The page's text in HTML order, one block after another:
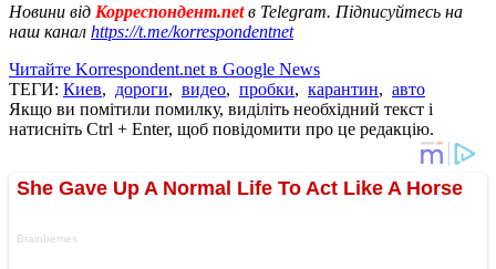
Новини від Корреспондент.netв Telegram. Підписуйтесь на
наш канал https://t.me/korrespondentnet
Читайте Korrespondent.net в Google News
ТЕГИ: Киев, дороги, видео, пробки, карантин, авто
Якщо ви помітили помилку, виділіть необхідний текст і
натисніть Ctrl + Enter, щоб повідомити про це редакцію.